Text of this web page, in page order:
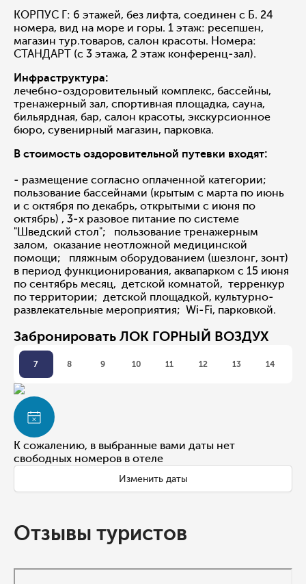
КОРПУС Г: 6 этажей, без лифта, соединен с Б. 24
номера, вид на море и горы. 1 этаж: ресепшен,
магазин тур.товаров, салон красоты. Номера:
СТАНДАРТ (с 3 этажа, 2 этаж конференц-зал).
Инфраструктура:
лечебно-оздоровительный комплекс, бассейны,
тренажерный зал, спортивная площадка, сауна,
бильярдная, бар, салон красоты, экскурсионное
бюро, сувенирный магазин, парковка.
В стоимость оздоровительной путевки входят:
- размещение согласно оплаченной категории;
пользование бассейнами (крытым с марта по июнь
и с октября по декабрь, открытыми с июня по
октябрь) , 3-х разовое питание по системе
"Шведский стол"; пользование тренажерным
залом, оказание неотложной медицинской
помощи; пляжным оборудованием (шезлонг, зонт)
в период функционирования, аквапарком с 15 июня
по сентябрь месяц, детской комнатой, терренкур
по территории; детской площадкой, культурно-
развлекательные мероприятия; Wi-Fi, парковкой.
Забронировать ЛОК ГОРНЫЙ ВОЗДУХ
7 8 9 10 11 12 13 14
К сожалению, в выбранные вами даты нет
свободных номеров в отеле
Изменить даты
Отзывы туристов